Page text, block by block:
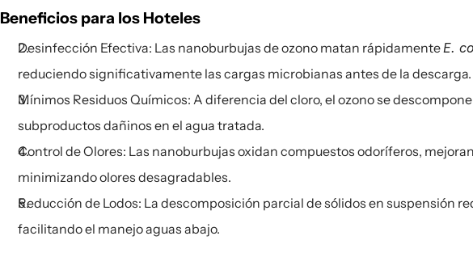
Beneficios para los Hoteles
Desinfección Efectiva: Las nanoburbujas de ozono matan rápidamente E.
reduciendo significativamente las cargas microbianas antes de la descarga.
Mínimos Residuos Químicos: A diferencia del cloro, el ozono se
subproductos dañinos en el agua tratada.
Control de Olores: Las nanoburbujas oxidan compuestos odoríferos,
minimizando olores desagradables.
Reducción de Lodos: La descomposición parcial de sólidos en suspensión
facilitando el manejo aguas abajo.